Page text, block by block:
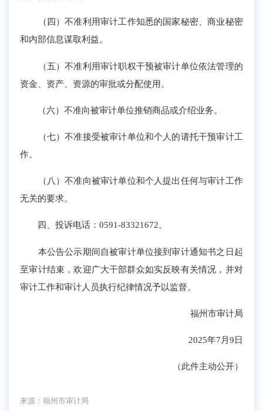
（四）不准利用审计工作知悉的国家秘密、商业秘密
和内部信息谋取利益。
（五）不准利用审计职权干预被审计单位依法管理的
资金、资产、资源的审批或分配使用。
（六）不准向被审计单位推销商品或介绍业务。
（七）不准接受被审计单位和个人的请托干预审计工
作。
（八）不准向被审计单位和个人提出任何与审计工作
无关的要求。
四、投诉电话：0591-83321672。
本公告公示期间自被审计单位接到审计通知书之日起
至审计结束，欢迎广大干部群众如实反映有关情况，并对
审计工作和审计人员执行纪律情况予以监督。
福州市审计局
2025年7 月9日
（此件主动公开）
来源：福州市审计局